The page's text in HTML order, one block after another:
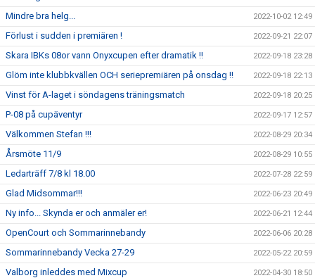
Mindre bra helg... 2022-10-02 12:49
Förlust i sudden i premiären ! 2022-09-21 22:07
Skara IBKs 08or vann Onyxcupen efter dramatik !! 2022-09-18 23:28
Glöm inte klubbkvällen OCH seriepremiären på onsdag !! 2022-09-18 22:13
Vinst för A-laget i söndagens träningsmatch 2022-09-18 20:25
P-08 på cupäventyr 2022-09-17 12:57
Välkommen Stefan !!! 2022-08-29 20:34
Årsmöte 11/9 2022-08-29 10:55
Ledarträff 7/8 kl 18.00 2022-07-28 22:59
Glad Midsommar!!! 2022-06-23 20:49
Ny info... Skynda er och anmäler er! 2022-06-21 12:44
OpenCourt och Sommarinnebandy 2022-06-06 20:28
Sommarinnebandy Vecka 27-29 2022-05-22 20:59
Valborg inleddes med Mixcup 2022-04-30 18:50